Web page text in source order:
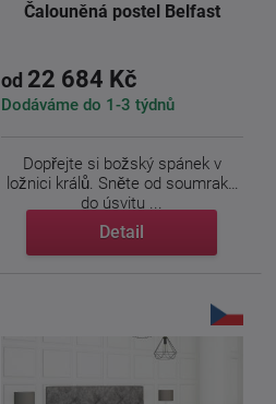
Čalouněná postel Belfast
od 22 684 Kč
Dodáváme do 1-3 týdnů
Dopřejte si božský spánek v
ložnici králů. Sněte od soumraku
do úsvitu ...
Detail